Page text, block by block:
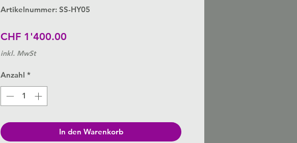
Artikelnummer: SS-HY05
CHF 1'400.00
inkl. MwSt
Anzahl *
In den Warenkorb